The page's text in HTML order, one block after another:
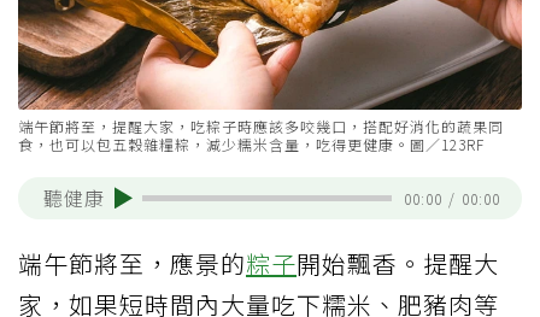
端午節將至，提醒大家，吃粽子時應該多咬幾口，搭配好消化的蔬果同
食，也可以包五穀雜糧粽，減少糯米含量，吃得更健康。圖／123RF
聽健康 00:00 / 00:00
端午節將至，應景的粽子開始飄香。提醒大
家，如果短時間內大量吃下糯米、肥豬肉等